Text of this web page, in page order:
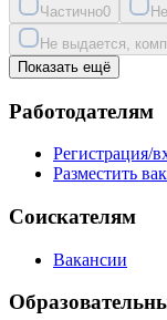
Частично0
Не выдается,
Показать ещё
Работодателям
Регистрация/
Разместить
Соискателям
Вакансии